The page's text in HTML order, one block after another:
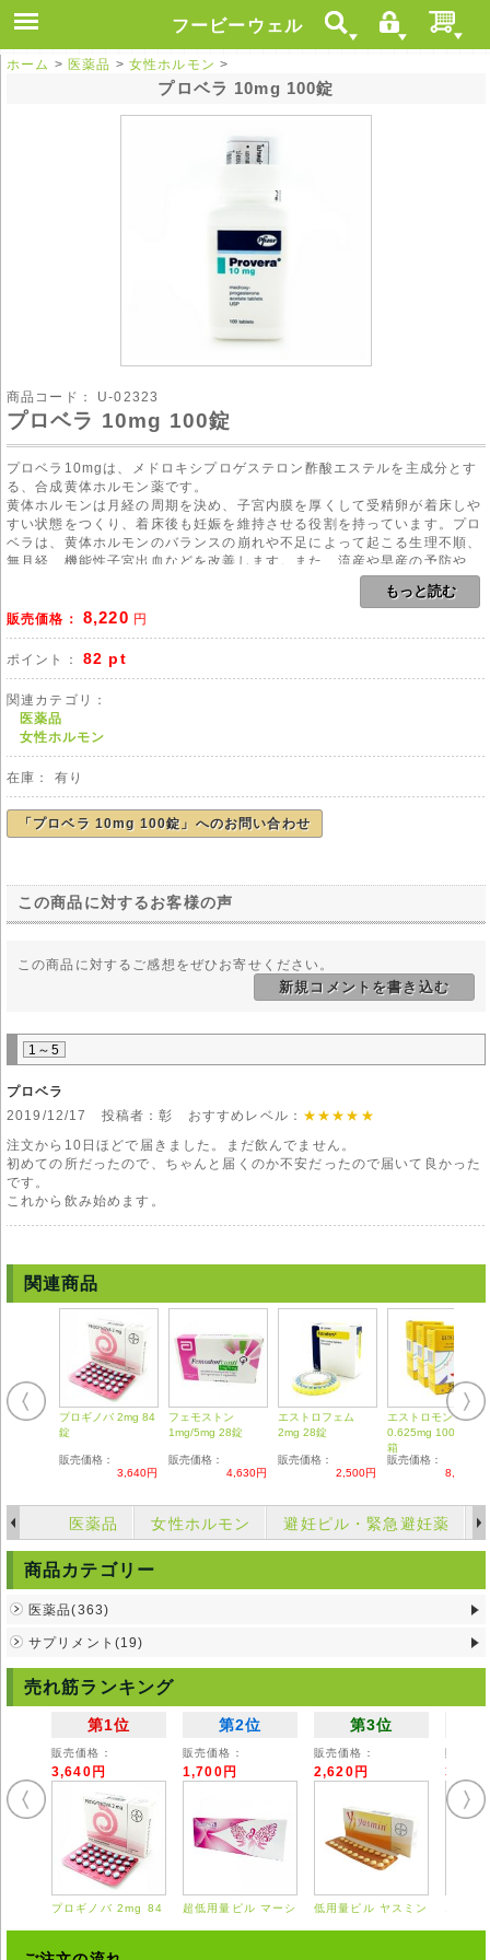
フービーウェル
ホーム > 医薬品 > 女性ホルモン >
プロベラ 10mg 100錠
商品コード： U-02323
プロベラ 10mg 100錠
プロベラ10mgは、メドロキシプロゲステロン酢酸エステルを主成分とす
る、合成黄体ホルモン薬です。
黄体ホルモンは月経の周期を決め、子宮内膜を厚くして受精卵が着床しや
すい状態をつくり、着床後も妊娠を維持させる役割を持っています。プロ
ベラは、黄体ホルモンのバランスの崩れや不足によって起こる生理不順、
無月経、機能性子宮出血などを改善します。また、流産や早産の予防や、
黄体機能不全が原因の不妊症、ホルモン補充法による更年期障害の改善に
女性ホルモンには、卵胞ホルモン(エストロゲン)と黄体ホルモン(プロゲス
テロン)があり、それぞれ重要な役割を持っています。この2つのホルモン
は、一定の周期で互いに分泌量のバランスを変えながら、女性の身体面と
精神面に作用しています。プロゲステロンの分泌が多い時期を黄体期と呼
びますが、この時に腰痛や腹痛、頭痛、むくみ、吹き出物、イライラなど
の症状があらわれる場合があります。このような症状を月経前症候群
(PMS)と呼んでいます。
◆黄体ホルモン(プロゲステロン)の役割
・子宮内膜、子宮筋の働きを調整する
・乳腺の発達、体温上昇
・排卵抑制作用
・利尿作用
・体脂肪の減少
本剤のご使用にあたりましては、医師や薬剤師の管理・指導の下で適切な
乳房痛、乳房緊満感、不正出血、吐き気、嘔吐、腹痛、胃部膨満感、下
痢、食欲不振、体重増加、だるい、むくみ、めまい、頭痛、眠気、不眠、
発疹、肝機能の異常などの症状があらわれる場合があります。まれに重篤
な副作用として、心不全、血栓症、乳頭水腫、ショックなどがあります。
注意事項
※以下に該当する場合は服用を避けてください。
・重篤な肝疾患のある方
※以下に該当する場合はご使用前に医師の診断を仰いでください。
・心疾患がある方
・腎疾患がある方
・妊娠・授乳中の方
※他の薬剤と併用する場合は、使用前に医師にご相談ください。
※服用中に異常があらわれた場合は直ちに服用を中止し、医師にご相談く
※お子様の手の届かない場所に保管して下さい。
※直射日光を避け、湿気のない冷暗所に保管して下さい。
◆本剤は国内では医師の処方を必要とする【要指示薬】です。本剤の説明
文は英文の能書を翻訳したものであり、使用方法等が日本の医療従事者の
見解 と異なる場合がありますのでご留意ください。
◆輸入医薬品はご自身の責任の上で、他者に譲渡せずご自身にてご使用く
◆弊社ではどのような責任も受けかねますのでご了承ください。
もっと読む
販売価格： 8,220 円
ポイント： 82 pt
関連カテゴリ：
医薬品
女性ホルモン
在庫： 有り
「プロベラ 10mg 100錠」へのお問い合わせ
この商品に対するお客様の声
この商品に対するご感想をぜひお寄せください。
新規コメントを書き込む
1～5
プロベラ
2019/12/17 投稿者：彰 おすすめレベル： ★★★★★
注文から10日ほどで届きました。まだ飲んでません。
初めての所だったので、ちゃんと届くのか不安だったので届いて良かった
です。
これから飲み始めます。
関連商品
プロギノバ 2mg 84
錠
販売価格：
3,640円
フェモストン
1mg/5mg 28錠
販売価格：
4,630円
エストロフェム
2mg 28錠
販売価格：
2,500円
エストロモン
0.625mg 100錠 3
箱
販売価格：
8,480円
医薬品 女性ホルモン 避妊ピル・緊急避妊薬
商品カテゴリー
医薬品(363)
サプリメント(19)
売れ筋ランキング
第1位
販売価格：
3,640円
プロギノバ 2mg 84
第2位
販売価格：
1,700円
超低用量ピル マーシ
第3位
販売価格：
2,620円
低用量ピル ヤスミン
3,550